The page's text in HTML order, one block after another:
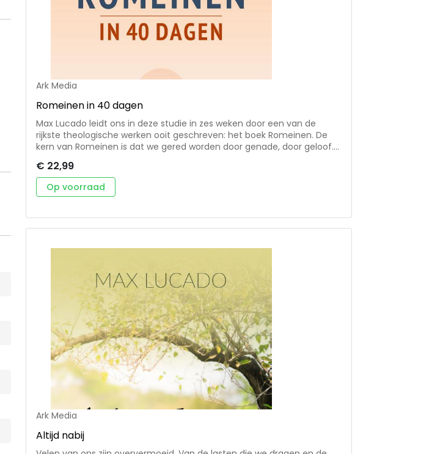
Ark Media
Romeinen in 40 dagen
Max Lucado leidt ons in deze studie in zes weken door een van de
rijkste theologische werken ooit geschreven: het boek Romeinen. De
kern van Romeinen is dat we gered worden door genade, door geloof.
het ons van de noodzaak om goede dingen te doen, zodat we vrij zijn
om goede dingen te kunnen doen. Geen plicht, maar vrijheid. Met deze
bijbelstudies inclusief videomateriaal, vragen en activiteiten ga je in
aantal dagteksten en reflectievragen om je te helpen het materiaal
dat je tijdens de groepsbijeenkomst hebt behandeld verder te
deze bevrijdende studie focust Lucado zich op thema’s als de realiteit
de voetsporen van Jezus.
€ 22,99
Op voorraad
Ark Media
Altijd nabij